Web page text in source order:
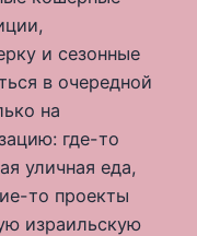
и сезонные
в очередной
на
где-то
уличная еда,
то проекты
израильскую